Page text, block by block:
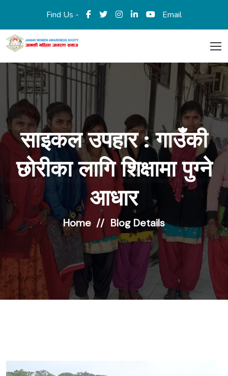
Find Us - Email
साइकल उपहार : गाउँकी
छोरीका लागि शिक्षामा पुग्ने
आधार
Home Blog Details